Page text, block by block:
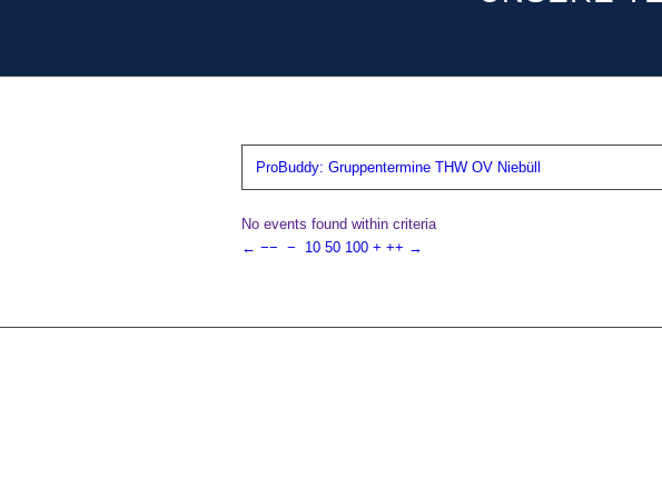
ProBuddy: Gruppentermine THW OV Niebüll
No events found within criteria
← −− − 10 50 100 + ++ →